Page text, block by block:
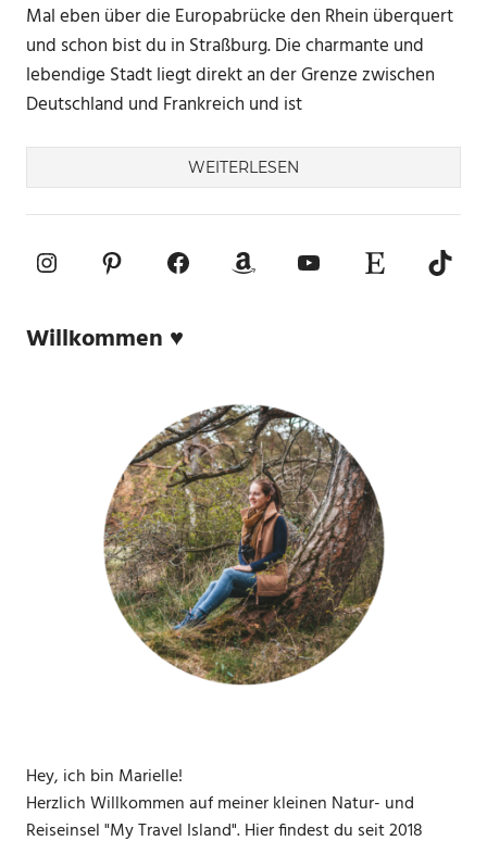
Mal eben über die Europabrücke den Rhein überquert
und schon bist du in Straßburg. Die charmante und
lebendige Stadt liegt direkt an der Grenze zwischen
Deutschland und Frankreich und ist
WEITERLESEN
InstagramPinterestFacebookAmazonYouTube
Etsy-Shop
Willkommen ♥
Hey, ich bin Marielle!
Herzlich Willkommen auf meiner kleinen Natur- und
Reiseinsel "My Travel Island". Hier findest du seit 2018